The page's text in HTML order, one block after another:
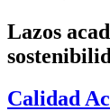
Lazos
Calidad